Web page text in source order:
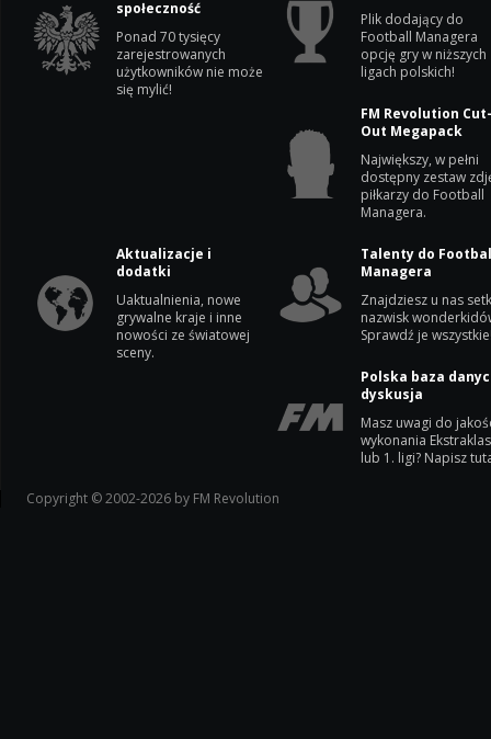
społeczność
Ponad 70 tysięcy
zarejestrowanych
użytkowników nie może
się mylić!
Plik dodający do
Football Managera
opcję gry w niższych
ligach polskich!
FM Revolution
Out Megapack
Największy, w pełni
dostępny zestaw
piłkarzy do Football
Managera.
Aktualizacje i
dodatki
Uaktualnienia, nowe
grywalne kraje i inne
nowości ze światowej
sceny.
Talenty do
Managera
Znajdziesz u nas
nazwisk
Sprawdź je
Polska baza
dyskusja
Masz uwagi do
wykonania
lub 1. ligi? Napisz
Copyright © 2002-2026 by FM Revolution